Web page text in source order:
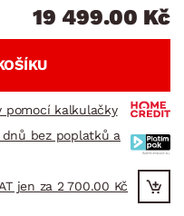
19 499.00 Kč
pomocí kalkulačky
bez poplatků a
jen za 2 700.00 Kč